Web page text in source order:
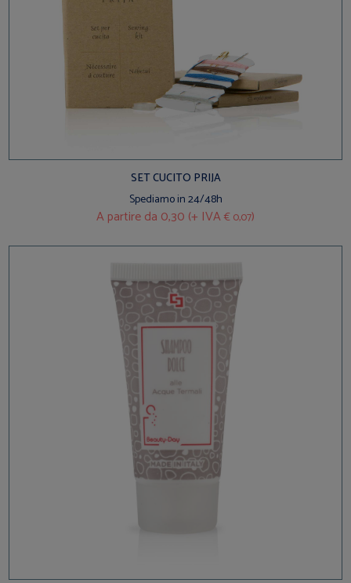
SET CUCITO PRIJA
Spediamo in 24/48h
A partire da 0,30 (+ IVA€ 0,07)